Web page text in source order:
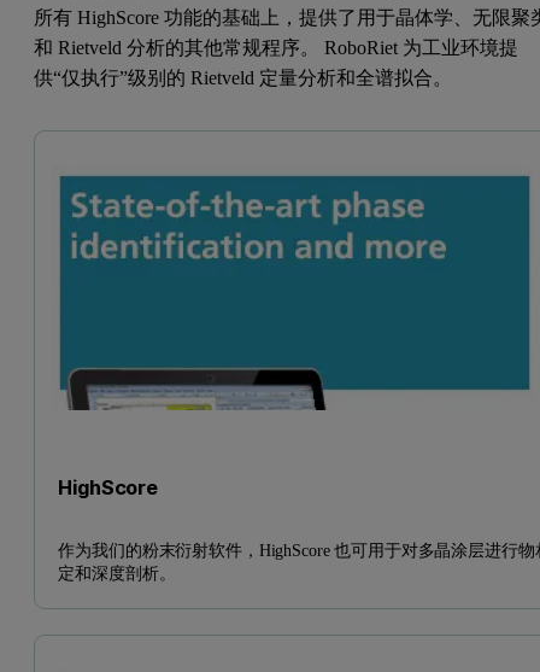
所有 HighScore 功能的基础上，提供了用于晶体学、无限聚
和 Rietveld 分析的其他常规程序。 RoboRiet 为工业环境提
供“仅执行”级别的 Rietveld 定量分析和全谱拟合。
HighScore
作为我们的粉末衍射软件，HighScore 也可用于对多晶涂层进行物
定和深度剖析。